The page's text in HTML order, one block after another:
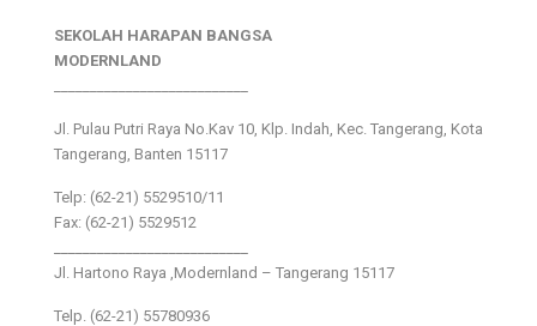
SEKOLAH HARAPAN BANGSA
MODERNLAND
Jl. Pulau Putri Raya No.Kav 10, Klp. Indah, Kec. Tangerang, Kota
Tangerang, Banten 15117
Telp: (62-21) 5529510/11
Fax: (62-21) 5529512
Jl. Hartono Raya ,Modernland – Tangerang 15117
Telp. (62-21) 55780936